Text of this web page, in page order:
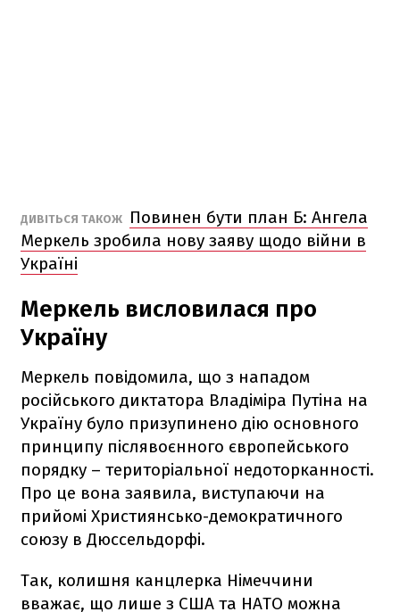
ДИВІТЬСЯ ТАКОЖ
Повинен бути план Б: Ангела
Меркель зробила нову заяву щодо війни в
Україні
Меркель висловилася про
Україну
Меркель повідомила, що з нападом
російського диктатора Владіміра Путіна на
Україну було призупинено дію основного
принципу післявоєнного європейського
порядку – територіальної недоторканності.
Про це вона заявила, виступаючи на
прийомі Християнсько-демократичного
союзу в Дюссельдорфі.
Так, колишня канцлерка Німеччини
вважає, що лише з США та НАТО можна